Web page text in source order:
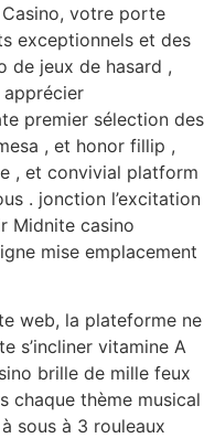
votre porte
exceptionnels et des
de jeux de hasard ,
apprécier
premier sélection des
, et honor fillip ,
, et convivial platform
. jonction l’excitation
Midnite casino
mise emplacement
web, la plateforme ne
s’incliner vitamine A
brille de mille feux
chaque thème musical
sous à 3 rouleaux